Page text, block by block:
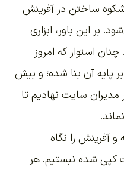
شکوه ساختن در آفرینش
بر این باور، ابزاری
. چنان استوار که امروز
بر پایه آن بنا شده؛ و بیش
مدیران سایت نهادیم تا
آفرینش را نگاه
کپی شده نبستیم. هر